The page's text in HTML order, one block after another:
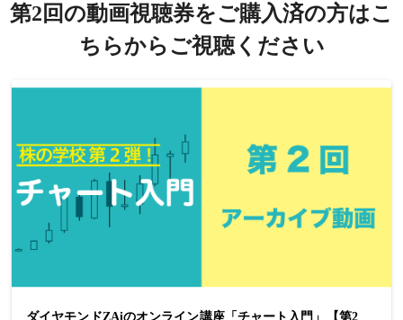
第2回の動画視聴券をご購入済の方はこ
ちらからご視聴ください
ダイヤモンドZAiのオンライン講座「チャート入門」【第2